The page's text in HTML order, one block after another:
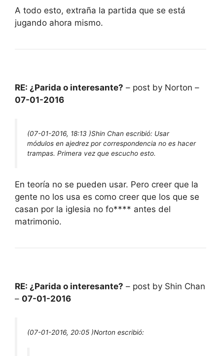
A todo esto, extraña la partida que se está
jugando ahora mismo.
RE: ¿Parida o interesante? – post by Norton –
07-01-2016
(07-01-2016, 18:13 )Shin Chan escribió: Usar
módulos en ajedrez por correspondencia no es hacer
trampas. Primera vez que escucho esto.
En teoría no se pueden usar. Pero creer que la
gente no los usa es como creer que los que se
casan por la iglesia no fo**** antes del
matrimonio.
RE: ¿Parida o interesante? – post by Shin Chan
– 07-01-2016
(07-01-2016, 20:05 )Norton escribió: